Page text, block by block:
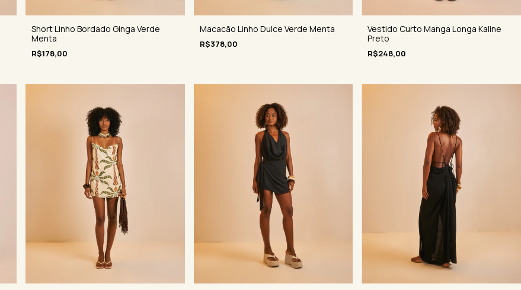
Short Linho Bordado Ginga Verde
Menta
R$178,00
Macacão Linho Dulce Verde Menta
R$378,00
Vestido Curto Manga Longa Kaline
Preto
R$248,00